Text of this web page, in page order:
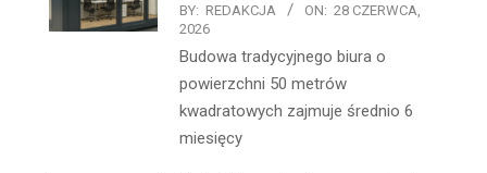
BY: REDAKCJA ON: 28 CZERWCA,
2026
Budowa tradycyjnego biura o
powierzchni 50 metrów
kwadratowych zajmuje średnio 6
miesięcy